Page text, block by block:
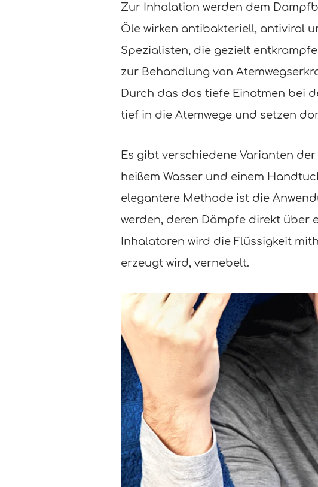
Zur Inhalation werden dem
Öle wirken antibakteriell, antiviral
Spezialisten, die gezielt
zur Behandlung von
Durch das das tiefe Einatmen bei
tief in die Atemwege und setzen
Es gibt verschiedene Varianten
heißem Wasser und einem
elegantere Methode ist die
werden, deren Dämpfe direkt über
Inhalatoren wird die Flüssigkeit
erzeugt wird, vernebelt.